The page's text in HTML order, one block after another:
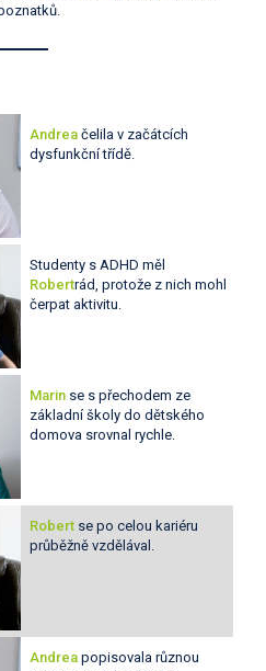
Andrea čelila v začátcích
dysfunkční třídě.
Studenty s ADHD měl
Robertrád, protože z nich mohl
čerpat aktivitu.
Marinse s přechodem ze
základní školy do dětského
domova srovnal rychle.
Robertse po celou kariéru
průběžně vzdělával.
Andrea popisovala různou